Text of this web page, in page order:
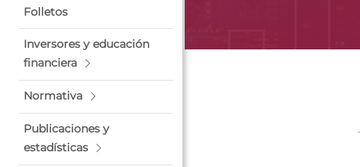
Folletos
Inversores y educación
financiera
Normativa
Publicaciones y
estadísticas